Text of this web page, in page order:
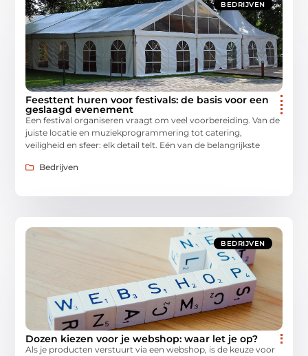
BEDRIJVEN
Feesttent huren voor festivals: de basis voor een
geslaagd evenement
Een festival organiseren vraagt om veel voorbereiding. Van de
juiste locatie en muziekprogrammering tot catering,
veiligheid en sfeer: elk detail telt. Eén van de belangrijkste
Bedrijven
BEDRIJVEN
Dozen kiezen voor je webshop: waar let je op?
Als je producten verstuurt via een webshop, is de keuze voor